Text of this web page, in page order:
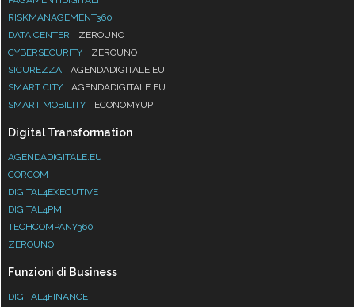
RISKMANAGEMENT360
DATA CENTER
ZEROUNO
CYBERSECURITY
ZEROUNO
SICUREZZA
AGENDADIGITALE.EU
SMART CITY
AGENDADIGITALE.EU
SMART MOBILITY
ECONOMYUP
Digital Transformation
AGENDADIGITALE.EU
CORCOM
DIGITAL4EXECUTIVE
DIGITAL4PMI
TECHCOMPANY360
ZEROUNO
Funzioni di Business
DIGITAL4FINANCE